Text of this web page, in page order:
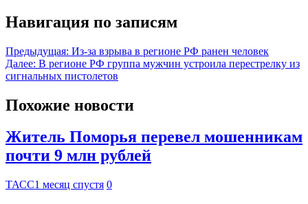
Навигация по записям
Предыдущая: Из-за взрыва в регионе РФ ранен человек
Далее: В регионе РФ группа мужчин устроила перестрелку из
сигнальных пистолетов
Похожие новости
Житель Поморья перевел мошенникам
почти 9 млн рублей
ТАСС1 месяц спустя 0